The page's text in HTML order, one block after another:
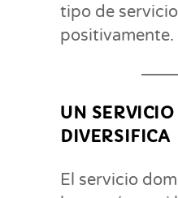
tipo de
positivamente.
UN SERVICIO
DIVERSIFICA
El servicio